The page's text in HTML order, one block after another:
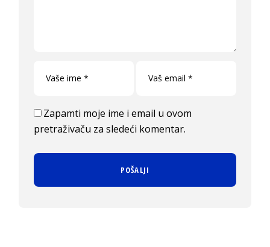
Zapamti moje ime i email u ovom
pretraživaču za sledeći komentar.